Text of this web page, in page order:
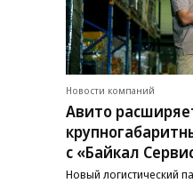
Новости компаний
Авито
с «Байкал
Новый логистический